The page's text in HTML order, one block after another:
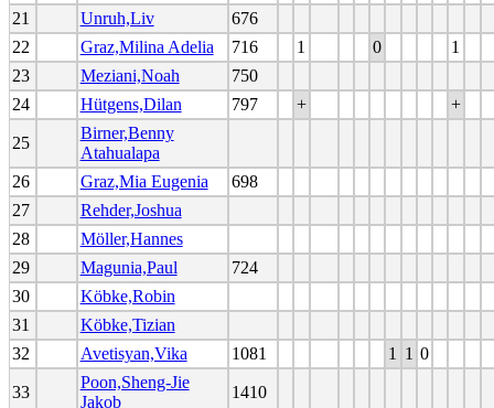
21 Unruh,Liv
676
22
Graz,Milina Adelia 716 1 0
1
23
Meziani,Noah
750
24
Hütgens,Dilan 797 + +
25
Birner,Benny
Atahualapa
26
Graz,Mia Eugenia
698
27
Rehder,Joshua
28
Möller,Hannes
29
Magunia,Paul
724
30
Köbke,Robin
31
Köbke,Tizian
32
Avetisyan,Vika 1081 1 1 0
33
Poon,Sheng-Jie
Jakob
1410